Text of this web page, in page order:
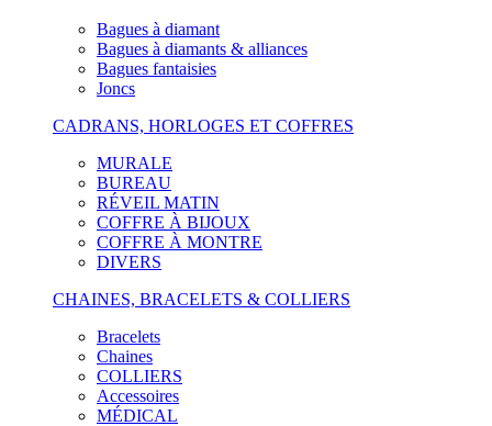
Bagues à diamant
Bagues à diamants & alliances
Bagues fantaisies
Joncs
CADRANS, HORLOGES ET COFFRES
MURALE
BUREAU
RÉVEIL MATIN
COFFRE À BIJOUX
COFFRE À MONTRE
DIVERS
CHAINES, BRACELETS & COLLIERS
Bracelets
Chaines
COLLIERS
Accessoires
MÉDICAL